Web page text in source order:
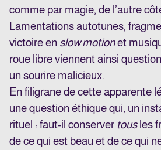
comme par magie, de l’autre
Lamentations autotunes,
victoire en slow motionet
roue libre viennent ainsi
un sourire malicieux.
En filigrane de cette apparente
une question éthique qui, un
rituel : faut-il conserver tousles
de ce qui est beau et de ce qui